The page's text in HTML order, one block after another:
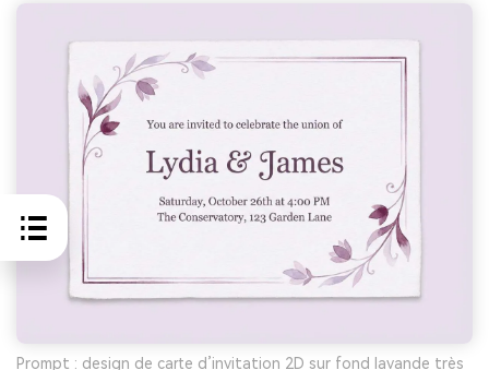
Prompt : design de carte d’invitation 2D sur fond lavande très